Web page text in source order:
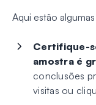
Aqui estão
Certifique-
amostra é
conclusões
visitas ou